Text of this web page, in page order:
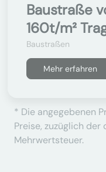
Baustraße
160t/m²
Baustraßen
Mehr erfahren
* Die angegebenen
Preise, zuzüglich
Mehrwertsteuer.